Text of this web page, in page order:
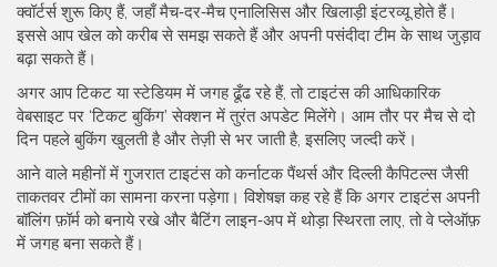
क्वॉर्टर्स शुरू किए हैं, जहाँ मैच‑दर‑मैच एनालिसिस और खिलाड़ी इंटरव्यू होते हैं।
इससे आप खेल को करीब से समझ सकते हैं और अपनी पसंदीदा टीम के साथ जुड़ाव
बढ़ा सकते हैं।
अगर आप टिकट या स्टेडियम में जगह ढूँढ रहे हैं, तो टाइटंस की आधिकारिक
वेबसाइट पर ‘टिकट बुकिंग’ सेक्शन में तुरंत अपडेट मिलेंगे। आम तौर पर मैच से दो
दिन पहले बुकिंग खुलती है और तेज़ी से भर जाती है, इसलिए जल्दी करें।
आने वाले महीनों में गुजरात टाइटंस को कर्नाटक पैंथर्स और दिल्ली कैपिटल्स जैसी
ताकतवर टीमों का सामना करना पड़ेगा। विशेषज्ञ कह रहे हैं कि अगर टाइटंस अपनी
बॉलिंग फ़ॉर्म को बनाये रखे और बैटिंग लाइन‑अप में थोड़ा स्थिरता लाए, तो वे प्लेऑफ़
में जगह बना सकते हैं।